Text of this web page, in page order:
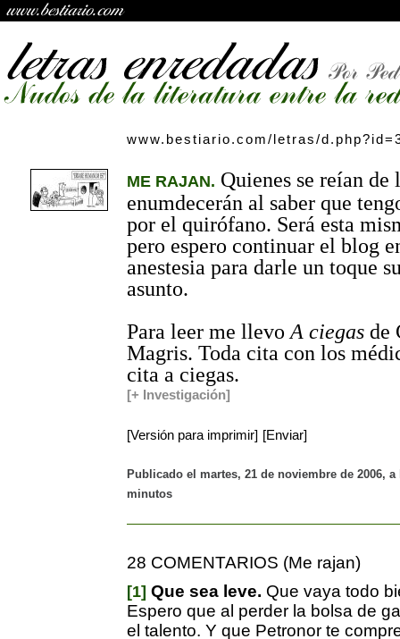
www.bestiario.com/letras/
ME RAJAN. Quienes se reían de
enumdecerán al saber que
por el quirófano. Será esta
pero espero continuar el blog
anestesia para darle un toque
asunto.
Para leer me llevo A ciegas de
Magris. Toda cita con los
cita a ciegas.
[+ Investigación]
[Versión para imprimir] [Enviar]
Publicado el martes, 21 de noviembre de 2006, a
minutos
28 COMENTARIOS (Me rajan)
[1] Que sea leve. Que vaya todo
Espero que al perder la bolsa de
el talento. Y que Petronor te